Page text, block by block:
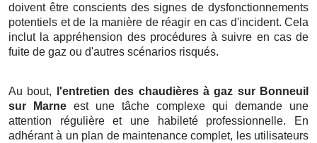
doivent être conscients des signes de dysfonctionnements
potentiels et de la manière de réagir en cas d'incident. Cela
inclut la appréhension des procédures à suivre en cas de
fuite de gaz ou d'autres scénarios risqués.
Au bout,
l'entretien des chaudières à gaz sur Bonneuil
sur Marne est une tâche complexe qui demande une
attention régulière et une habileté professionnelle. En
adhérant à un plan de maintenance complet, les utilisateurs